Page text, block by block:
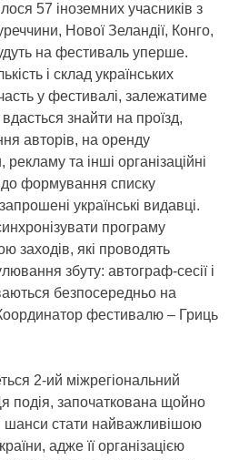
57 іноземних учасників з
Нової Зеландії, Конго,
на фестиваль уперше.
і склад українських
у фестивалі, залежатиме
знайти на проїзд,
авторів, на оренду
та інші організаційні
формування списку
українські видавці.
програму
заходів, які проводять
збуту: автограф-сесії і
безпосередньо на
фестивалю – Гриць
2-ий міжрегіональний
подія, започаткована щойно
шанси стати найважливішою
адже її організацією